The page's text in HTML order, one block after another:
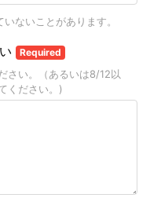
ないことがあります。
Required
さい。（あるいは8/12以
ください。)